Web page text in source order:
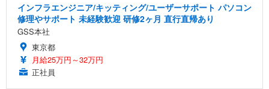
インフラエンジニア/キッティング/ユーザーサポート パソコン
修理やサポート 未経験歓迎 研修2ヶ月 直行直帰あり
GSS本社
東京都
月給25万円～32万円
正社員